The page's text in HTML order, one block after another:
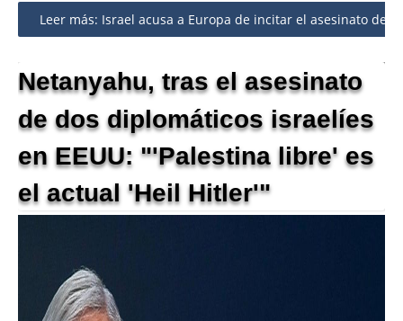
Leer más: Israel acusa a Europa de incitar el asesinato de
Netanyahu, tras el asesinato
de dos diplomáticos israelíes
en EEUU: "'Palestina libre' es
el actual 'Heil Hitler'"